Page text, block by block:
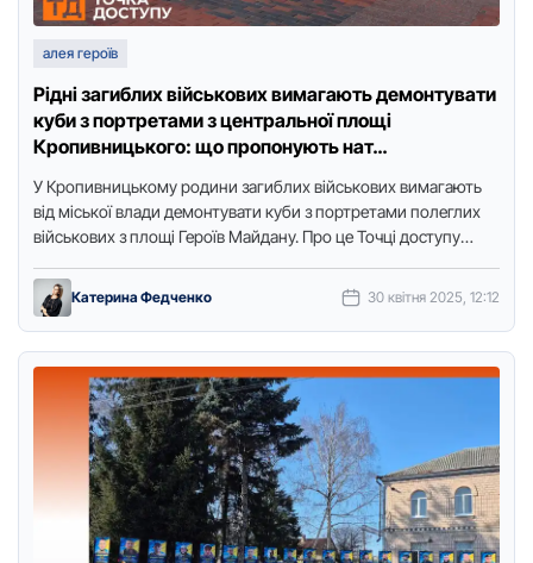
алея героїв
Рідні загиблих військових вимагають демонтувати
куби з портретами з центральної площі
Кропивницького: що пропонують нат…
У Кропивницькому родини загиблих військових вимагають
від міської влади демонтувати куби з портретами полеглих
військових з площі Героїв Майдану. Про це Точці доступу
Катерина Федченко 30 квітня 2025, 12:12